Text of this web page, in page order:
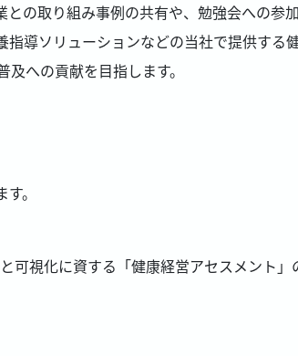
の取り組み事例の共有や、勉強会への参
導ソリューションなどの当社で提供する
への貢献を目指します。
。
可視化に資する「健康経営アセスメント」